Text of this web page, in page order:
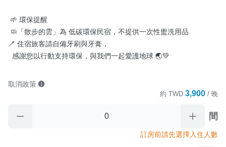
🪥 住宿旅客請自備牙刷與牙膏，
  感謝您以行動支持環保，與我們一起愛護地球 🌏💚
取消政策
約 TWD 3,900 / 晚
間
訂房前請先選擇入住人數